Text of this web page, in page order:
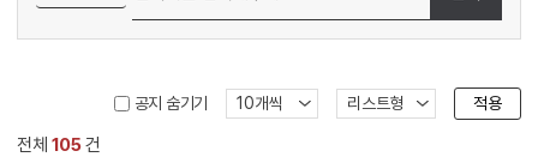
공지 숨기기 적용
전체 105건